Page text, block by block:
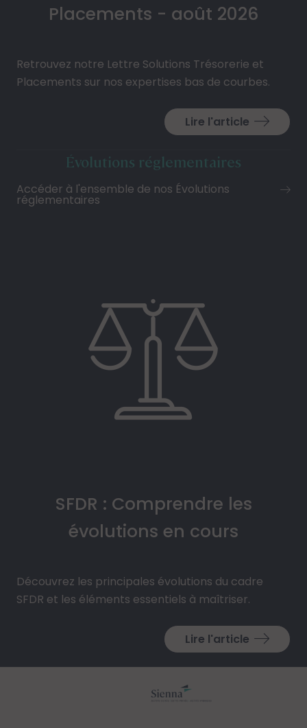
Placements - août 2026
Retrouvez notre Lettre Solutions Trésorerie et
Placements sur nos expertises bas de courbes.
Lire l'article
SFDR : Comprendre les
évolutions en cours
Découvrez les principales évolutions du cadre
SFDR et les éléments essentiels à maîtriser.
Lire l'article
Évolutions réglementaires
Accéder à l'ensemble de nos Évolutions
réglementaires